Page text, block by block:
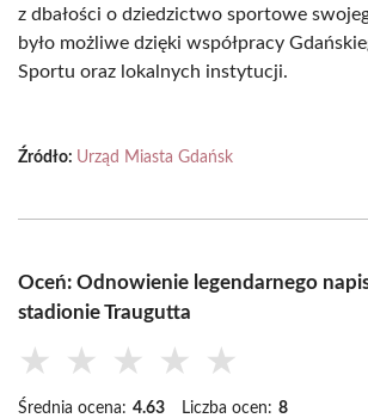
z dbałości o dziedzictwo sportowe
było możliwe dzięki współpracy
Sportu oraz lokalnych instytucji.
Źródło: Urząd Miasta Gdańsk
Oceń: Odnowienie legendarnego
stadionie Traugutta
★ ★ ★ ★ ★
Średnia ocena: 4.63 Liczba ocen: 8